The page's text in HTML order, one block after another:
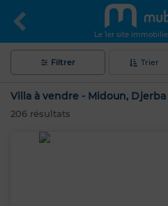
Le 1er site
Filtrer Trier
Villa à vendre - Midoun, Djerba
206 résultats